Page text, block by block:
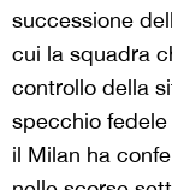
successione
cui la squadra
controllo della
specchio
il Milan ha